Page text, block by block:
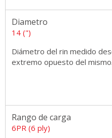
Diametro
14 (")
Diámetro del rin medido
extremo opuesto del mismo.
Rango de carga
6PR (6 ply)